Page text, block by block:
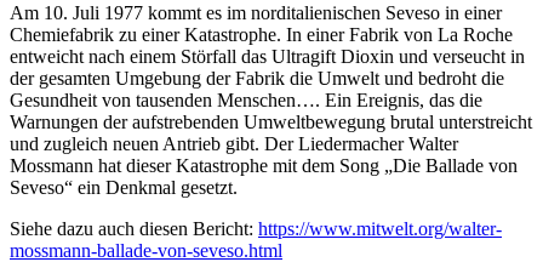
Am 10. Juli 1977 kommt es im norditalienischen Seveso in einer
Chemiefabrik zu einer Katastrophe. In einer Fabrik von La Roche
entweicht nach einem Störfall das Ultragift Dioxin und verseucht in
der gesamten Umgebung der Fabrik die Umwelt und bedroht die
Gesundheit von tausenden Menschen…. Ein Ereignis, das die
Warnungen der aufstrebenden Umweltbewegung brutal unterstreicht
und zugleich neuen Antrieb gibt. Der Liedermacher Walter
Mossmann hat dieser Katastrophe mit dem Song „Die Ballade von
Seveso“ ein Denkmal gesetzt.
Siehe dazu auch diesen Bericht: https://www.mitwelt.org/walter-
mossmann-ballade-von-seveso.html